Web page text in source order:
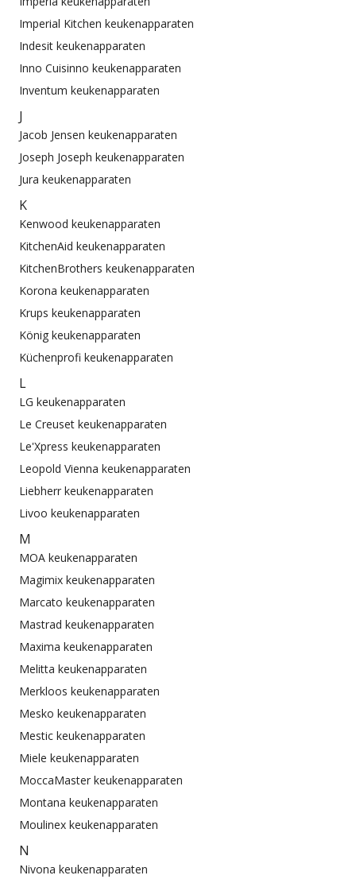
Imperial Kitchen keukenapparaten
Indesit keukenapparaten
Inno Cuisinno keukenapparaten
Inventum keukenapparaten
J
Jacob Jensen keukenapparaten
Joseph Joseph keukenapparaten
Jura keukenapparaten
K
Kenwood keukenapparaten
KitchenAid keukenapparaten
KitchenBrothers keukenapparaten
Korona keukenapparaten
Krups keukenapparaten
König keukenapparaten
Küchenprofi keukenapparaten
L
LG keukenapparaten
Le Creuset keukenapparaten
Le'Xpress keukenapparaten
Leopold Vienna keukenapparaten
Liebherr keukenapparaten
Livoo keukenapparaten
M
MOA keukenapparaten
Magimix keukenapparaten
Marcato keukenapparaten
Mastrad keukenapparaten
Maxima keukenapparaten
Melitta keukenapparaten
Merkloos keukenapparaten
Mesko keukenapparaten
Mestic keukenapparaten
Miele keukenapparaten
MoccaMaster keukenapparaten
Montana keukenapparaten
Moulinex keukenapparaten
N
Nivona keukenapparaten